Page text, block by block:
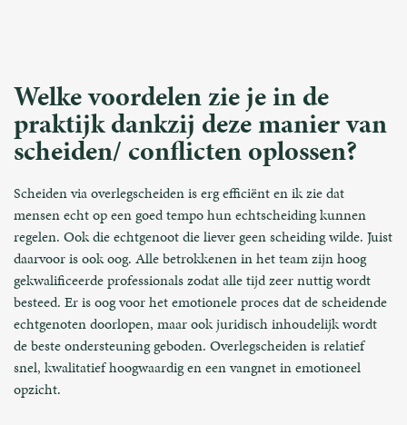
Welke voordelen zie je in de
praktijk dankzij deze manier van
scheiden/ conflicten oplossen?
Scheiden via overlegscheiden is erg efficiënt en ik zie dat
mensen echt op een goed tempo hun echtscheiding kunnen
regelen. Ook die echtgenoot die liever geen scheiding wilde. Juist
daarvoor is ook oog. Alle betrokkenen in het team zijn hoog
gekwalificeerde professionals zodat alle tijd zeer nuttig wordt
besteed. Er is oog voor het emotionele proces dat de scheidende
echtgenoten doorlopen, maar ook juridisch inhoudelijk wordt
de beste ondersteuning geboden. Overlegscheiden is relatief
snel, kwalitatief hoogwaardig en een vangnet in emotioneel
opzicht.